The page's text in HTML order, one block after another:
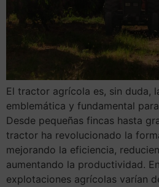
El tractor agrícola es, sin duda,
emblemática y fundamental
Desde pequeñas fincas hasta
tractor ha revolucionado la
mejorando la eficiencia,
aumentando la productividad.
explotaciones agrícolas varían